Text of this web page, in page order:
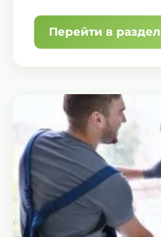
Перейти в раздел